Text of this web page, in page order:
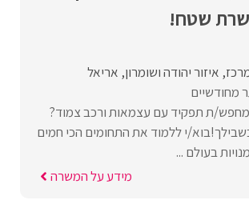
שטח!
איזור יהודה ושומרון אריאל
מחודשיים
ת תפקיד עם עצמאות ורכב צמוד?
י ללמוד את התחומים הכי חמים
בעולם ...
מידע על המשרה